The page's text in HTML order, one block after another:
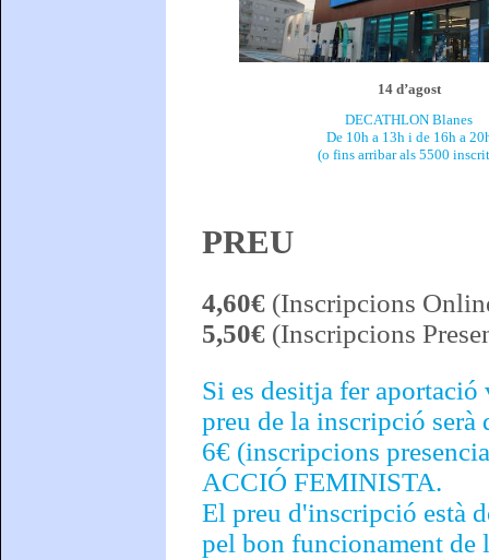
14 d’agost
DECATHLON Blanes
De 10h a 13h i de 16h a
(o fins arribar als 5500
PREU
4,60€ (Inscripcions
5,50€(Inscripcions
Si es desitja fer
preu de la inscripció
6€ (inscripcions
ACCIÓ FEMINISTA.
El preu d'inscripció està
pel bon funcionament de